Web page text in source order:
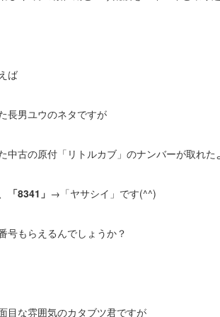
ば
長男ユウのネタですが
中古の原付「リトルカブ」のナンバーが取れた
「8341」 →「ヤサシイ」です(^^)
号もらえるんでしょうか？
目な雰囲気のカタブツ君ですが